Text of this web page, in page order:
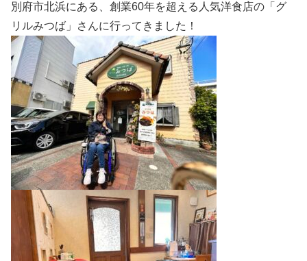
別府市北浜にある、創業60年を超える人気洋食店の「グ
リルみつば」さんに行ってきました！